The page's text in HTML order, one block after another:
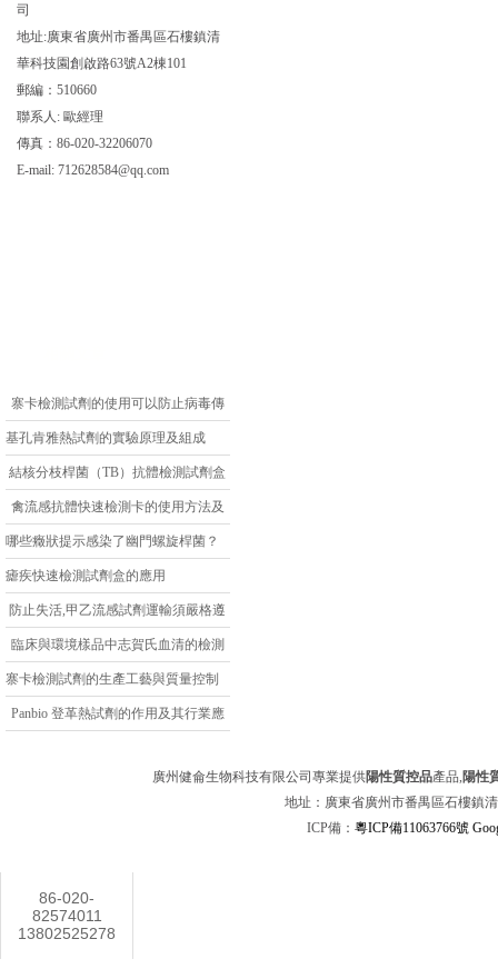
司
地址:廣東省廣州市番禺區石樓鎮清
華科技園創啟路63號A2棟101
郵編：510660
聯系人: 歐經理
傳真：86-020-32206070
E-mail: 712628584@qq.com
寨卡檢測試劑的使用可以防止病毒傳
播
基孔肯雅熱試劑的實驗原理及組成
結核分枝桿菌（TB）抗體檢測試劑盒
說明書
禽流感抗體快速檢測卡的使用方法及
結果判定分析
哪些癥狀提示感染了幽門螺旋桿菌？
瘧疾快速檢測試劑盒的應用
防止失活,甲乙流感試劑運輸須嚴格遵
守
臨床與環境樣品中志賀氏血清的檢測
方法
寨卡檢測試劑的生產工藝與質量控制
Panbio 登革熱試劑的作用及其行業應
廣州健侖生物科技有限公司專業提供陽性質控品產品, 陽性
地址：廣東省廣州市番禺區石樓鎮
ICP備：粵ICP備11063766號
86-020-
82574011
13802525278